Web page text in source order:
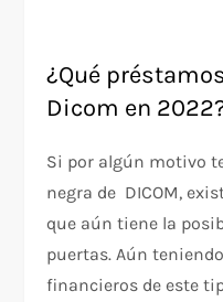
¿Qué
Dicom en
Si por algún motivo
negra de DICOM,
que aún tiene la
puertas. Aún
financieros de este